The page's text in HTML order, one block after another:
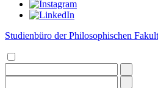
Studienbüro der Philosophischen